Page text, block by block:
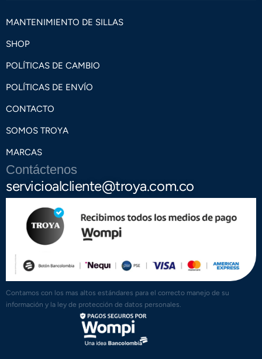
MANTENIMIENTO DE SILLAS
SHOP
POLÍTICAS DE CAMBIO
POLÍTICAS DE ENVÍO
CONTACTO
SOMOS TROYA
MARCAS
Contáctenos
servicioalcliente@troya.com.co
Contamos con los mas altos estándares para el correcto manejo de su
información y la ley de protección de datos personales.